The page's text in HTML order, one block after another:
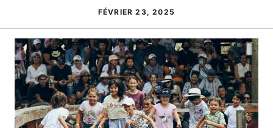
FÉVRIER 23, 2025